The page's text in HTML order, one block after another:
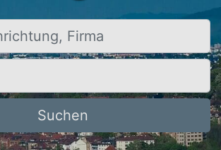
Firma
Suchen